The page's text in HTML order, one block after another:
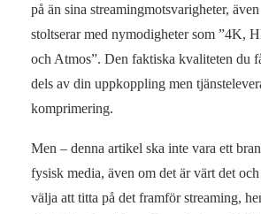
på än sina streamingmotsvarigheter,
stoltserar med nymodigheter som ”4K,
och Atmos”. Den faktiska kvaliteten du
dels av din uppkoppling men
komprimering.
Men – denna artikel ska inte vara ett
fysisk media, även om det är värt det
välja att titta på det framför streaming,